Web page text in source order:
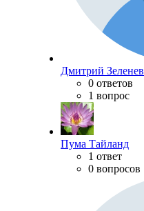
Дмитрий Зеленев
0 ответов
1 вопрос
Пума Тайланд
1 ответ
0 вопросов